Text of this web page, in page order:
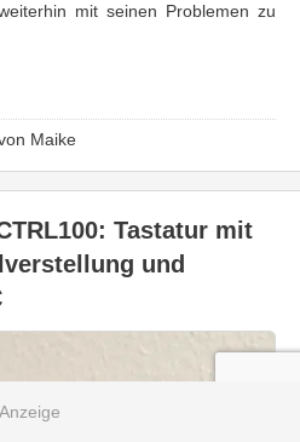
mit seinen Problemen zu
Maike
Tastatur mit
und